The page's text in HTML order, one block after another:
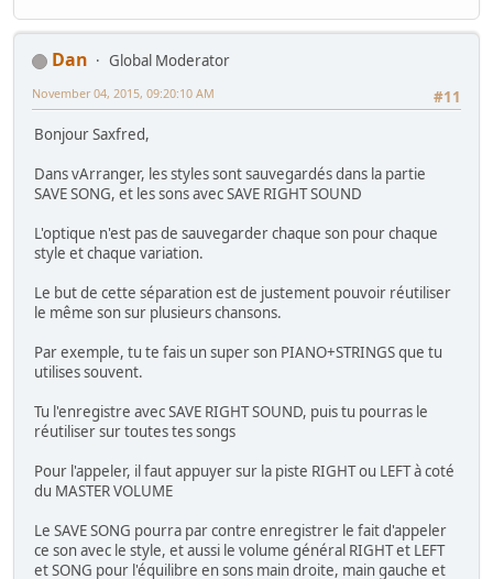
Dan
Global Moderator
#11
November 04, 2015, 09:20:10 AM
Bonjour Saxfred,
Dans vArranger, les styles sont sauvegardés dans la partie
SAVE SONG, et les sons avec SAVE RIGHT SOUND
L'optique n'est pas de sauvegarder chaque son pour chaque
style et chaque variation.
Le but de cette séparation est de justement pouvoir réutiliser
le même son sur plusieurs chansons.
Par exemple, tu te fais un super son PIANO+STRINGS que tu
utilises souvent.
Tu l'enregistre avec SAVE RIGHT SOUND, puis tu pourras le
réutiliser sur toutes tes songs
Pour l'appeler, il faut appuyer sur la piste RIGHT ou LEFT à coté
du MASTER VOLUME
Le SAVE SONG pourra par contre enregistrer le fait d'appeler
ce son avec le style, et aussi le volume général RIGHT et LEFT
et SONG pour l'équilibre en sons main droite, main gauche et